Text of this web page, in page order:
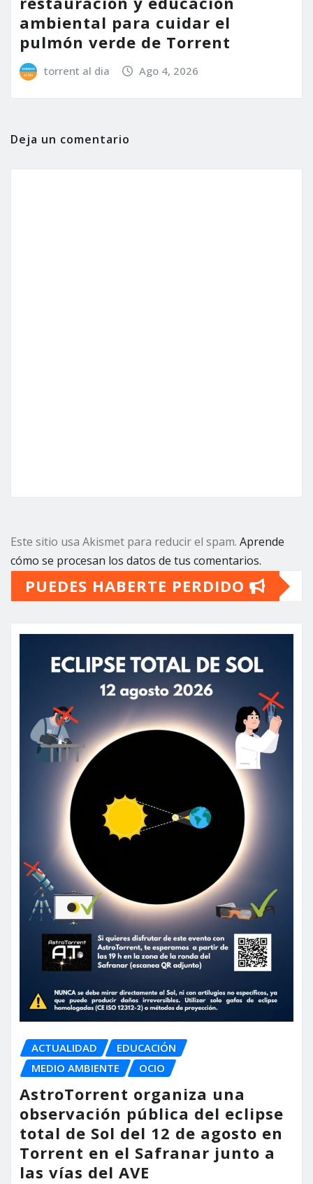
ambiental para cuidar el
pulmón verde de Torrent
torrent al dia Ago 4, 2026
Deja un comentario
Este sitio usa Akismet para reducir el spam. Aprende
cómo se procesan los datos de tus comentarios.
PUEDES HABERTE PERDIDO
ACTUALIDAD
EDUCACIÓN
MEDIO AMBIENTE
OCIO
AstroTorrent organiza una
observación pública del eclipse
total de Sol del 12 de agosto en
Torrent en el Safranar junto a
las vías del AVE